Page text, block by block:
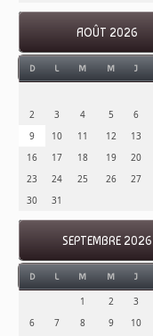
AOÛT 2026
D L M M J
2
3 4 5 6
9
10 11 12 13
16
17 18 19 20
23
24 25 26 27
30
31
SEPTEMBRE 2026
D L M M J
1 2 3
6
7 8 9 10